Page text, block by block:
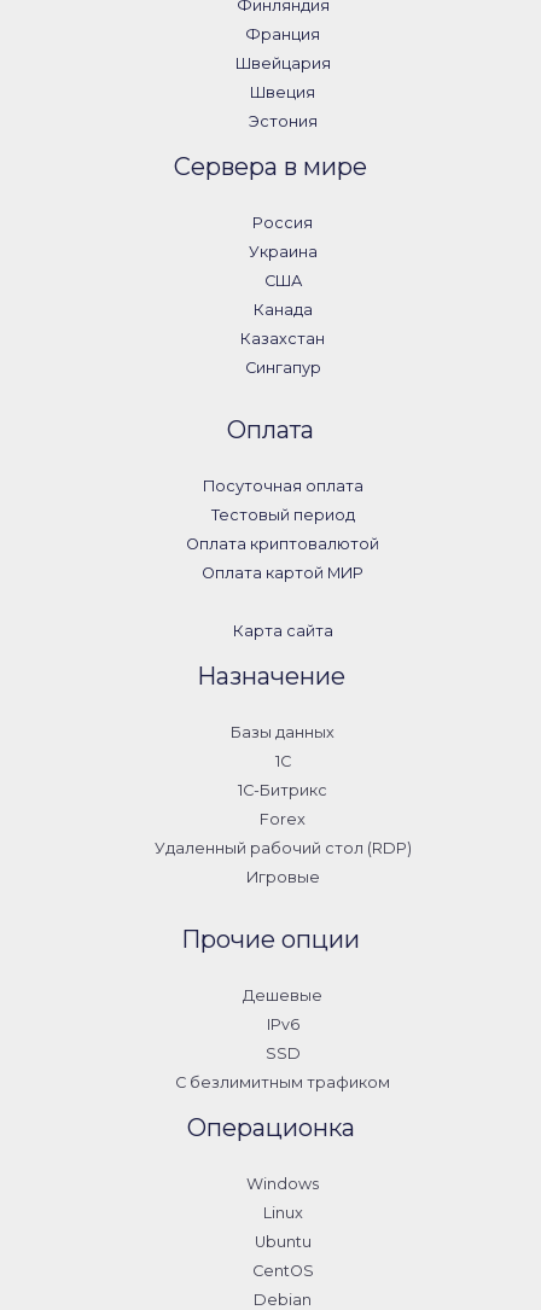
Финляндия
Франция
Швейцария
Швеция
Эстония
Сервера в мире
Россия
Украина
США
Канада
Казахстан
Сингапур
Оплата
Посуточная оплата
Тестовый период
Оплата криптовалютой
Оплата картой МИР
Карта сайта
Назначение
Базы данных
1С
1С-Битрикс
Forex
Удаленный рабочий стол (RDP)
Игровые
Прочие опции
Дешевые
IPv6
SSD
С безлимитным трафиком
Операционка
Windows
Linux
Ubuntu
CentOS
Debian